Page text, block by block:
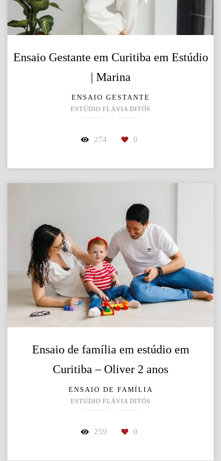
Ensaio Gestante em Curitiba em Estúdio
| Marina
ENSAIO GESTANTE
ESTÚDIO FLÁVIA DITÓS
274 0
Ensaio de família em estúdio em
Curitiba – Oliver 2 anos
ENSAIO DE FAMÍLIA
ESTÚDIO FLÁVIA DITÓS
259 0